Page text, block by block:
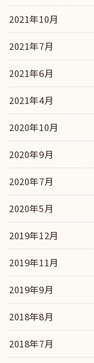
2021年10月
2021年7月
2021年6月
2021年4月
2020年10月
2020年9月
2020年7月
2020年5月
2019年12月
2019年11月
2019年9月
2018年8月
2018年7月